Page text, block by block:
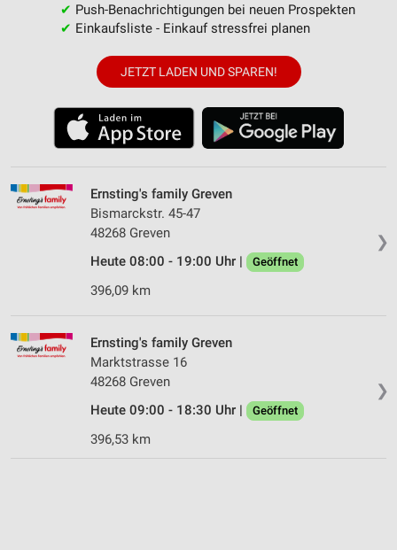
✔ Push-Benachrichtigungen bei neuen Prospekten
✔ Einkaufsliste - Einkauf stressfrei planen
JETZT LADEN UND SPAREN!
❯
Ernsting's family Greven
Bismarckstr. 45-47
48268 Greven
Heute 08:00 - 19:00 Uhr |
Geöffnet
396,09 km
❯
Ernsting's family Greven
Marktstrasse 16
48268 Greven
Heute 09:00 - 18:30 Uhr |
Geöffnet
396,53 km